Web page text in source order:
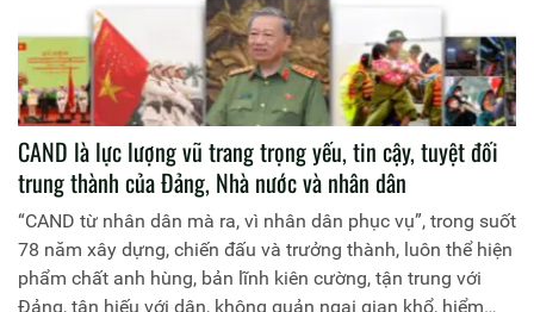
CAND là lực lượng vũ trang trọng yếu, tin cậy, tuyệt đối
trung thành của Đảng, Nhà nước và nhân dân
“CAND từ nhân dân mà ra, vì nhân dân phục vụ”, trong suốt
78 năm xây dựng, chiến đấu và trưởng thành, luôn thể hiện
phẩm chất anh hùng, bản lĩnh kiên cường, tận trung với
Đảng, tận hiếu với dân, không quản ngại gian khổ, hiểm